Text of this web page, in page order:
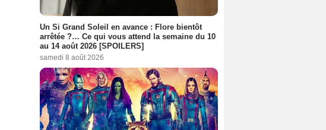
Un Si Grand Soleil en avance : Flore bientôt
arrêtée ?… Ce qui vous attend la semaine du 10
au 14 août 2026 [SPOILERS]
samedi 8 août 2026